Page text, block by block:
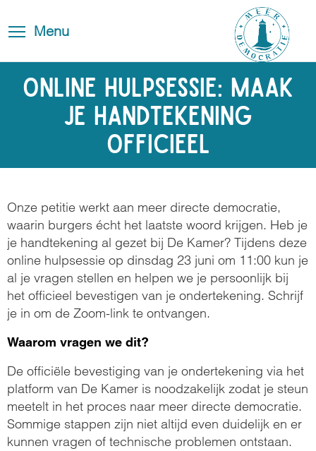
to
content
Toggle
navigation
Menu
Online hulpsessie: Maak
je handtekening
officieel
Onze petitie werkt aan meer directe democratie,
waarin burgers écht het laatste woord krijgen. Heb je
je handtekening al gezet bij De Kamer? Tijdens deze
online hulpsessie op dinsdag 23 juni om 11:00 kun je
al je vragen stellen en helpen we je persoonlijk bij
het officieel bevestigen van je ondertekening. Schrijf
je in om de Zoom-link te ontvangen.
Waarom vragen we dit?
De officiële bevestiging van je ondertekening via het
platform van De Kamer is noodzakelijk zodat je steun
meetelt in het proces naar meer directe democratie.
Sommige stappen zijn niet altijd even duidelijk en er
kunnen vragen of technische problemen ontstaan.